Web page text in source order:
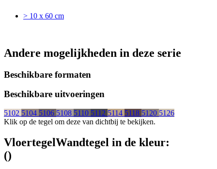
> 10 x 60 cm
Andere mogelijkheden in deze serie
Beschikbare formaten
Beschikbare uitvoeringen
5102 5104 5106 5108 5110 5112 5114 5118 5120 5126
Klik op de tegel om deze van dichtbij te bekijken.
VloertegelWandtegel in de kleur:
()